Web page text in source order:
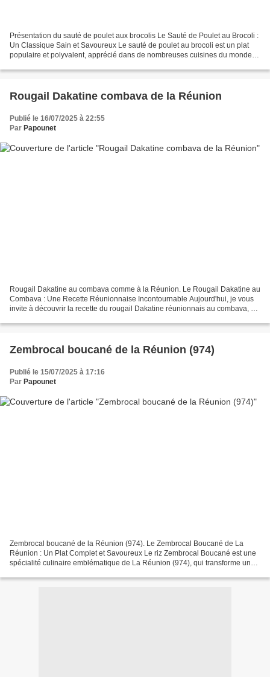
Présentation du sauté de poulet aux brocolis Le Sauté de Poulet au Brocoli :
Un Classique Sain et Savoureux Le sauté de poulet au brocoli est un plat
populaire et polyvalent, apprécié dans de nombreuses cuisines du monde,
Rougail Dakatine combava de la Réunion
Publié le 16/07/2025 à 22:55
Par Papounet
Rougail Dakatine au combava comme à la Réunion. Le Rougail Dakatine au
Combava : Une Recette Réunionnaise Incontournable Aujourd'hui, je vous
invite à découvrir la recette du rougail Dakatine réunionnais au combava, un
Zembrocal boucané de la Réunion (974)
Publié le 15/07/2025 à 17:16
Par Papounet
Zembrocal boucané de la Réunion (974). Le Zembrocal Boucané de La
Réunion : Un Plat Complet et Savoureux Le riz Zembrocal Boucané est une
spécialité culinaire emblématique de La Réunion (974), qui transforme un